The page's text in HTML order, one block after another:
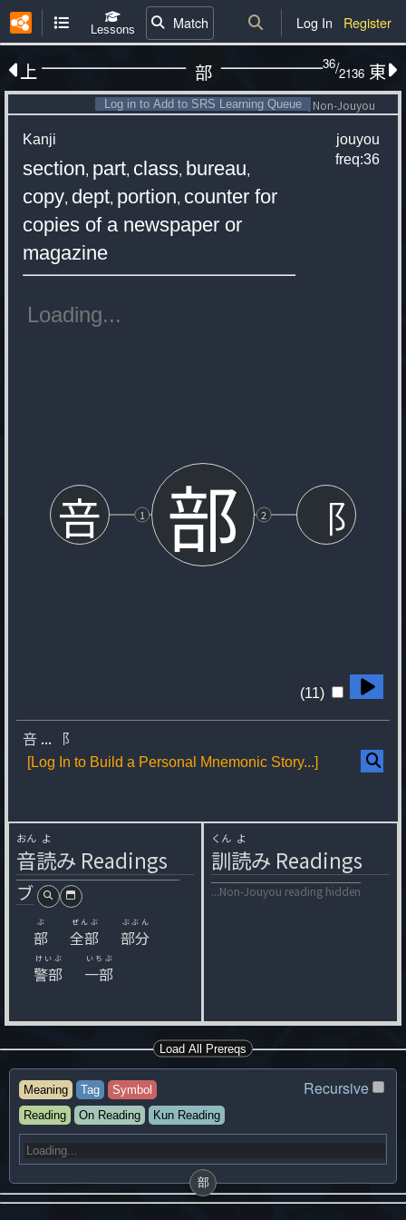
Lessons Match Log In Register
上 36/2136
部 東
Non-Jouyou
Log in to Add to SRS Learning Queue
Kanji
section, part, class, bureau,
copy, dept, portion, counter for
copies of a newspaper or
magazine
jouyou
freq:36
1
咅 2
部
咅 ... ⻏
(11)
[Log In to Build a Personal Mnemonic Story...]
音
おん
読
よ
み Readings
ブ
部
ぶ
全部
ぜんぶ
部分
ぶぶん
警部
けいぶ
一部
いちぶ
訓
くん
読
よ
み Readings
...Non-Jouyou reading hidden
Load All Prereqs
Recursive
Meaning Tag
Symbol
Reading
On Reading Kun Reading
部